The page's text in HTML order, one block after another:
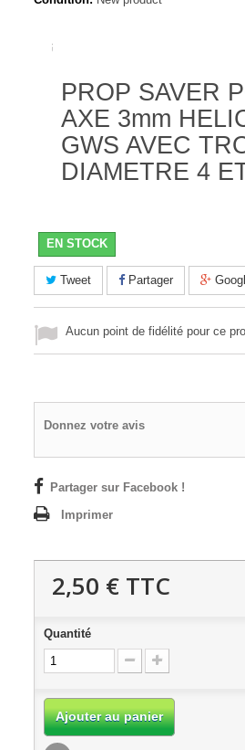
PROP SAVER
AXE 3mm
GWS AVEC
DIAMETRE 4
EN STOCK
Tweet Partager
Aucun point de fidélité pour ce
Donnez votre avis
Partager sur Facebook !
Imprimer
2,50 € TTC
Quantité
Ajouter au panier